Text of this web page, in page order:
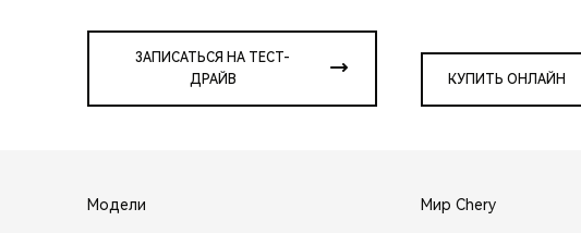
ЗАПИСАТЬСЯ НА ТЕСТ-
ДРАЙВ
КУПИТЬ ОНЛАЙН
Модели Мир Chery